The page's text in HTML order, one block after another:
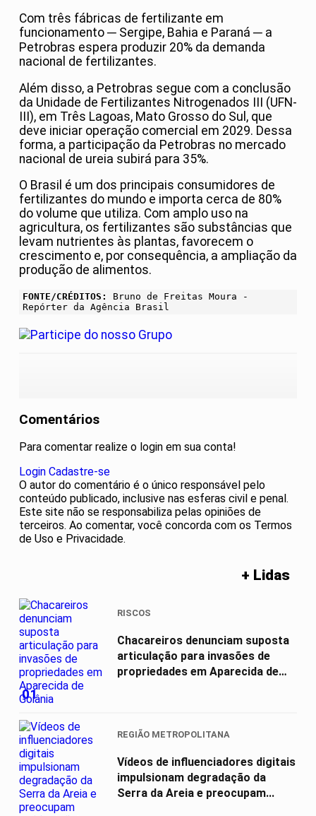
Com três fábricas de fertilizante em
funcionamento ─ Sergipe, Bahia e Paraná ─ a
Petrobras espera produzir 20% da demanda
nacional de fertilizantes.
Além disso, a Petrobras segue com a conclusão
da Unidade de Fertilizantes Nitrogenados III (UFN-
III), em Três Lagoas, Mato Grosso do Sul, que
deve iniciar operação comercial em 2029. Dessa
forma, a participação da Petrobras no mercado
nacional de ureia subirá para 35%.
O Brasil é um dos principais consumidores de
fertilizantes do mundo e importa cerca de 80%
do volume que utiliza. Com amplo uso na
agricultura, os fertilizantes são substâncias que
levam nutrientes às plantas, favorecem o
crescimento e, por consequência, a ampliação da
produção de alimentos.
FONTE/CRÉDITOS:
Bruno de Freitas Moura -
Repórter da Agência Brasil
Comentários
Para comentar realize o login em sua conta!
Login Cadastre-se
O autor do comentário é o único responsável pelo
conteúdo publicado, inclusive nas esferas civil e penal.
Este site não se responsabiliza pelas opiniões de
terceiros. Ao comentar, você concorda com os Termos
de Uso e Privacidade.
+ Lidas
01
RISCOS
Chacareiros denunciam suposta
articulação para invasões de
propriedades em Aparecida de
REGIÃO METROPOLITANA
Vídeos de influenciadores digitais
impulsionam degradação da
Serra da Areia e preocupam...